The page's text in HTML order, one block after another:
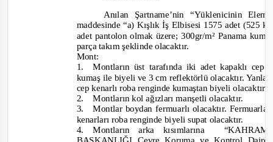
Anılan Şartname’nin “Yüklenicinin
maddesinde“a) Kışlık İş Elbisesi 1575 adet (525
adet pantolon olmak üzere; 300gr/m² Panama
parça takım şeklinde olacaktır.
Mont:
1.Montların üst tarafında iki adet kapaklı
kumaş ile biyeli ve 3 cm reflektörlü olacaktır.
cep kenarlı roba renginde kumaştan biyeli olacaktır.
2.Montların kol ağızları manşetli olacaktır.
3.Montlar boydan fermuarlı olacaktır.
kenarları roba renginde biyeli supat olacaktır.
4.Montların arka kısımlarına